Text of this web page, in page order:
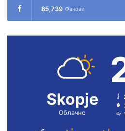
85,739 Фанови
Skopje
Облачно